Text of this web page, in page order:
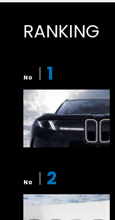
RANKING
No 1
No 2